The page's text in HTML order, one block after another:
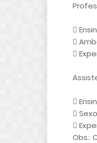






Obs.: